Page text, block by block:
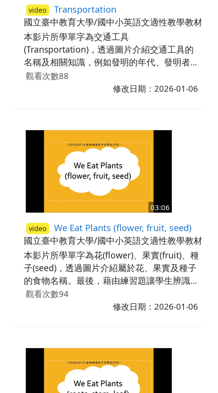
video Transportation
國立臺中教育大學/國中小英語文適性教學教材研
本影片所學單字為交通工具
(Transportation)，透過圖片介紹交通工具的
名稱及相關知識，例如發明的年代、發明者和
知名品牌，並讓學生利用了解步行(walk)或搭
乘大眾交通工具 (take public transportation)
觀看次數88
修改日期：2026-01-06
03:06
video We Eat Plants (flower, fruit, seed)
國立臺中教育大學/國中小英語文適性教學教材研
本影片所學單字為花(flower)、果實(fruit)、種
子(seed)，透過圖片介紹屬於花、果實及種子
的食物名稱。最後，藉由練習題讓學生辨識所
學字詞。影片中歸類為flower的有：
cauliflower, broccoli；歸類為fruit的有：
觀看次數94
修改日期：2026-01-06